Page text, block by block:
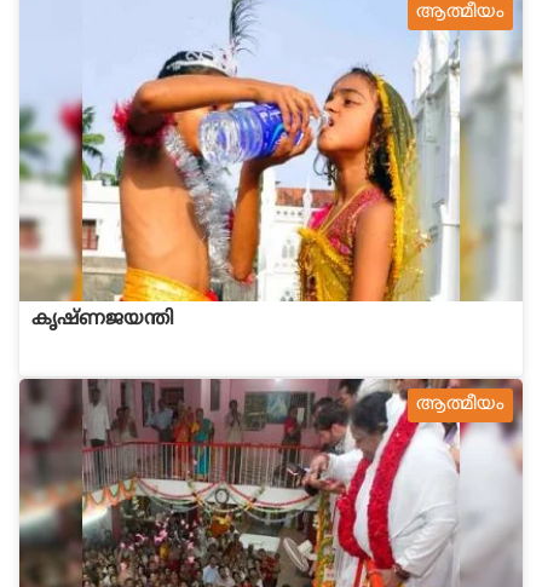
ആത്മീയം
കൃഷ്ണജയന്തി
ആത്മീയം